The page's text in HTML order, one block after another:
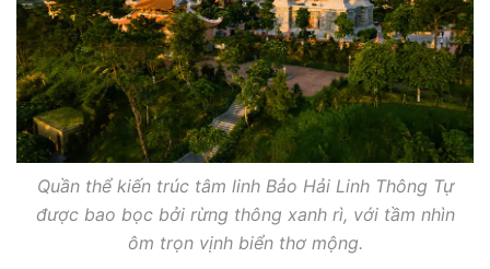
Quần thể kiến trúc tâm linh Bảo Hải Linh Thông Tự
được bao bọc bởi rừng thông xanh rì, với tầm nhìn
ôm trọn vịnh biển thơ mộng.